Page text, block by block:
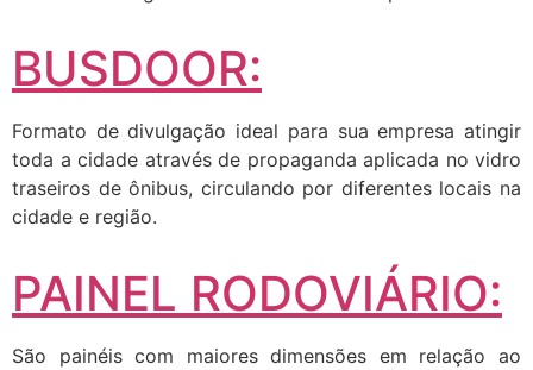
BUSDOOR:
Formato de divulgação ideal para sua empresa atingir
toda a cidade através de propaganda aplicada no vidro
traseiros de ônibus, circulando por diferentes locais na
cidade e região.
PAINEL RODOVIÁRIO:
São painéis com maiores dimensões em relação ao